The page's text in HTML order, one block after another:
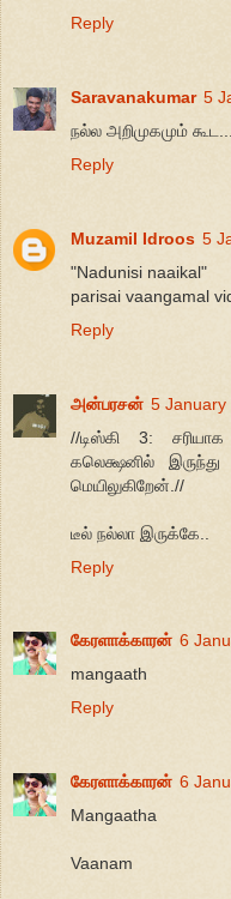
Reply
Saravanakumar 5
நல்ல அறிமுகமும் கூட...
Reply
Muzamil Idroos 5
"Nadunisi naaikal"
parisai vaangamal
Reply
அன்பரசன் 5 January
//டிஸ்கி 3: சரியாக
கலெக்ஷனில்
மெயிலுகிறேன்.//
டீல் நல்லா இருக்கே..
Reply
கேரளாக்காரன் 6
mangaath
Reply
கேரளாக்காரன் 6
Mangaatha
Vaanam